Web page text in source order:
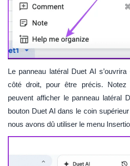
Le panneau latéral Duet AI
côté droit, pour être précis. Notez
peuvent afficher le panneau latéral
bouton Duet AI dans le coin
nous avons dû utiliser le menu